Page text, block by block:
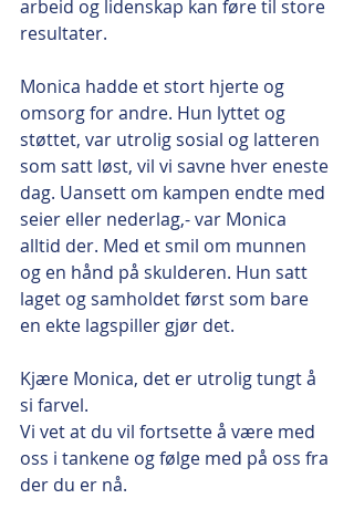
arbeid og lidenskap kan føre til store
resultater.
Monica hadde et stort hjerte og
omsorg for andre. Hun lyttet og
støttet, var utrolig sosial og latteren
som satt løst, vil vi savne hver eneste
dag. Uansett om kampen endte med
seier eller nederlag,- var Monica
alltid der. Med et smil om munnen
og en hånd på skulderen. Hun satt
laget og samholdet først som bare
en ekte lagspiller gjør det.
Kjære Monica, det er utrolig tungt å
si farvel.
Vi vet at du vil fortsette å være med
oss i tankene og følge med på oss fra
der du er nå.